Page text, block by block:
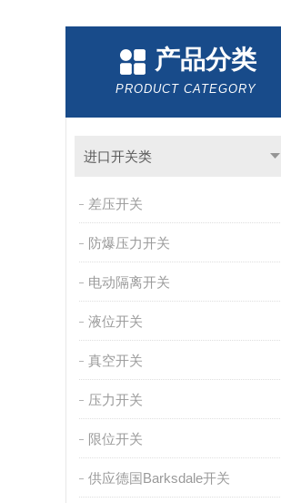
产品分类
PRODUCT CATEGORY
进口开关类
差压开关
防爆压力开关
电动隔离开关
液位开关
真空开关
压力开关
限位开关
供应德国Barksdale开关